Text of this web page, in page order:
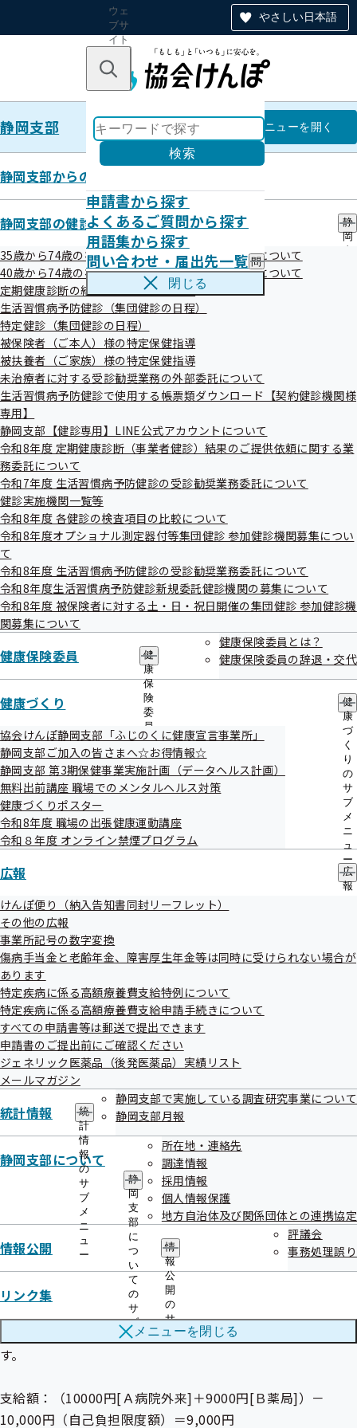
やさしい日本語
ウェ
ブサ
イト
のナ
ン
キーワードで探す
検索
申請書から探す
よくあるご質問から探す
用語集から探す
問い合わせ・届出先一覧 問
い
先
一
覧
サ
ブ
ニ
ュ
閉じる
静岡支部 静岡支部
メニューを開く
静岡支部からのお知らせ
静岡支部の健診・保健指導のご案内
静
岡
の
の
ー
35歳から74歳の被保険者（ご本人）様の健康診断について
40歳から74歳の被扶養者（ご家族）様の健康診断について
定期健康診断の結果をご提供願います
生活習慣病予防健診（集団健診の日程）
特定健診（集団健診の日程）
被保険者（ご本人）様の特定保健指導
被扶養者（ご家族）様の特定保健指導
未治療者に対する受診勧奨業務の外部委託について
生活習慣病予防健診で使用する帳票類ダウンロード【契約健診機関様
専用】
静岡支部【健診専用】LINE公式アカウントについて
令和8年度 定期健康診断（事業者健診）結果のご提供依頼に関する業
務委託について
令和7年度 生活習慣病予防健診の受診勧奨業務委託について
健診実施機関一覧等
令和8年度 各健診の検査項目の比較について
令和8年度オプショナル測定器付等集団健診 参加健診機関募集につい
て
令和8年度 生活習慣病予防健診の受診勧奨業務委託について
令和8年度生活習慣病予防健診新規委託健診機関の募集について
令和8年度 被保険者に対する土・日・祝日開催の集団健診 参加健診機
関募集について
健康保険委員
健
康
保
険
委
員
の
サ
ブ
メ
ー
健康保険委員とは？
健康保険委員の辞退・交代
健康づくり
健
康
づ
く
り
の
サ
ブ
メ
ニ
ュ
ー
協会けんぽ静岡支部「ふじのくに健康宣言事業所」
静岡支部ご加入の皆さまへ☆お得情報☆
静岡支部 第3期保健事業実施計画（データヘルス計画）
無料出前講座 職場でのメンタルヘルス対策
健康づくりポスター
令和8年度 職場の出張健康運動講座
令和８年度 オンライン禁煙プログラム
広報
広
報
ニ
けんぽ便り（納入告知書同封リーフレット）
その他の広報
事業所記号の数字変換
傷病手当金と老齢年金、障害厚生年金等は同時に受けられない場合が
あります
特定疾病に係る高額療養費支給特例について
特定疾病に係る高額療養費支給申請手続きについて
すべての申請書等は郵送で提出できます
申請書のご提出前にご確認ください
ジェネリック医薬品（後発医薬品）実績リスト
メールマガジン
統計情報
統
計
情
報
の
サ
ブ
メ
ニ
ュ
ー
静岡支部で実施している調査研究事業について
静岡支部月報
静岡支部について
静
岡
支
部
に
つ
い
て
の
サ
ブ
メ
所在地・連絡先
調達情報
採用情報
個人情報保護
地方自治体及び関係団体との連携協定
情報公開
情
報
公
開
の
サ
ブ
メ
ー
評議会
事務処理誤り
リンク集
メニューを閉じる
特定疾病に係る高額療養費支給申
請手続きについて
平成26年02月27日
調剤薬局での負担額がある場合は、医療機関の外来診療分の
負担金額と合算して１万円（人工腎臓を実施している慢性腎
不全の上位所得者は２万円）を超えた分が高額療養費
となりますので、高額療養費支給申請書を提出してくださ
い。
高額療養費について
【ケース１】同一の月に複数の医療機関等
で特定疾病療養受療証を提示した場合
（７０歳未満・一般所得にあてはまる方）
２月１０日：特定疾病療養受療証が交付
２月１５日：Ａ病院で特定疾病に係る外来診療
＜総医療費 200,000円、自己負担額10,000円＞
２月１６日：Ａ病院で処方された薬をＢ薬局で購入
＜総医療費 30,000円、自己負担額9,000円＞
この場合、保険者に高額療養費の申請を行うことにより
高額療養費の支給を受けることができます。
支給額：（10000円[Ａ病院外来]＋9000円[Ｂ薬局]）－
10,000円（自己負担限度額）＝9,000円
【ケース２】同一の月に入院・外来ともに
特定疾病療養受療証を提示した場合
（７０歳未満・一般所得にあてはまる方）
２月１０日：特定疾病療養受療証が交付
２月１３日：Ａ病院で特定疾病に係る入院診療
＜総医療費 300,000円、自己負担額10,000円＞
２月２０日：Ａ病院で特定疾病に係る外来診療
＜総医療費 200,000円、自己負担額10,000円＞
２月２１日：Ａ病院で処方された薬をＢ薬局で購入
＜総医療費 30,000円、自己負担額9,000円＞
この場合、保険者に高額療養費の申請を行うことにより
高額療養費の支給を受けることができます。
ただし、医療機関ごとに入院・通院別で自己負担限度額が１
万円なので、入院分については高額療養費の合算対象外で
す。
支給額：（10000円[Ａ病院外来]＋9000円[Ｂ薬局]）－
10,000円（自己負担限度額）＝9,000円